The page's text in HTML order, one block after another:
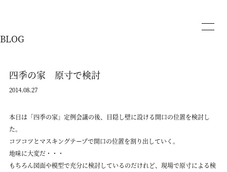
BLOG
四季の家 原寸で検討
2014.08.27
本日は「四季の家」定例会議の後、目隠し壁に設ける開口の位置を検討し
た。
コツコツとマスキングテープで開口の位置を割り出していく。
地味に大変だ・・・
もちろん図面や模型で充分に検討しているのだけれど、現場で原寸による検